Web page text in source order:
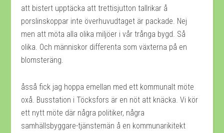
att bistert upptäcka att trettisjutton tallrikar å
porslinskoppar inte överhuvudtaget är packade. Nej
men att möta alla olika miljöer i vår trånga bygd. Så
olika. Och människor differenta som växterna på en
blomsteräng.
åsså fick jag hoppa emellan med ett kommunalt möte
oxå. Busstation i Töcksfors är en nöt att knäcka. Vi kör
ett nytt möte där några politiker, några
samhällsbyggare-tjänstemän å en kommunarikitekt